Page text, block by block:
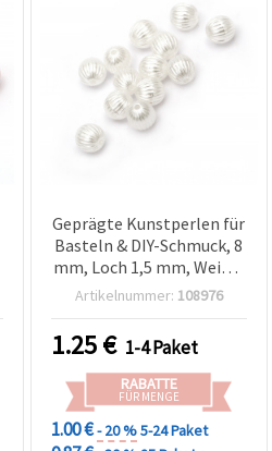
Geprägte Kunstperlen für
Basteln & DIY-Schmuck, 8
mm, Loch 1,5 mm, Weiß –
20 g (~75 Stk.)
Artikelnummer: 108976
1.25€ 1-4 Paket
RABATTE
FÜR MENGE
1.00 €- 20 %5-24 Paket